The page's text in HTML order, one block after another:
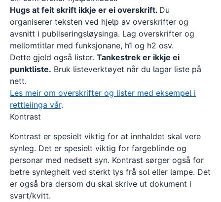
Hugs at feit skrift ikkje er ei overskrift. Du
organiserer teksten ved hjelp av overskrifter og
avsnitt i publiseringsløysinga. Lag overskrifter og
mellomtitlar med funksjonane, h1 og h2 osv.
Dette gjeld også lister. Tankestrek er ikkje ei
punktliste. Bruk listeverktøyet når du lagar liste på
nett.
Les meir om overskrifter og lister med eksempel i
rettleiinga vår.
Kontrast
Kontrast er spesielt viktig for at innhaldet skal vere
synleg. Det er spesielt viktig for fargeblinde og
personar med nedsett syn. Kontrast sørger også for
betre synlegheit ved sterkt lys frå sol eller lampe. Det
er også bra dersom du skal skrive ut dokument i
svart/kvitt.